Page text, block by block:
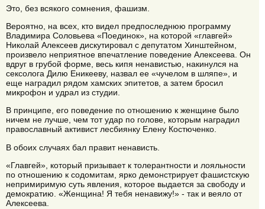
Это, без всякого сомнения, фашизм.
Вероятно, на всех, кто видел предпоследнюю программу
Владимира Соловьева «Поединок», на которой «главгей»
Николай Алексеев дискутировал с депутатом Хинштейном,
произвело неприятное впечатление поведение Алексеева. Он
вдруг в грубой форме, весь кипя ненавистью, накинулся на
сексолога Дилю Еникееву, назвал ее «чучелом в шляпе», и
еще наградил рядом хамских эпитетов, а затем бросил
микрофон и удрал из студии.
В принципе, его поведение по отношению к женщине было
ничем не лучше, чем тот удар по голове, которым наградил
православный активист лесбиянку Елену Костюченко.
В обоих случаях бал правит ненависть.
«Главгей», который призывает к толерантности и лояльности
по отношению к содомитам, ярко демонстрирует фашистскую
непримиримую суть явления, которое выдается за свободу и
демократию. «Женщина! Я тебя ненавижу!» - так и веяло от
Алексеева.